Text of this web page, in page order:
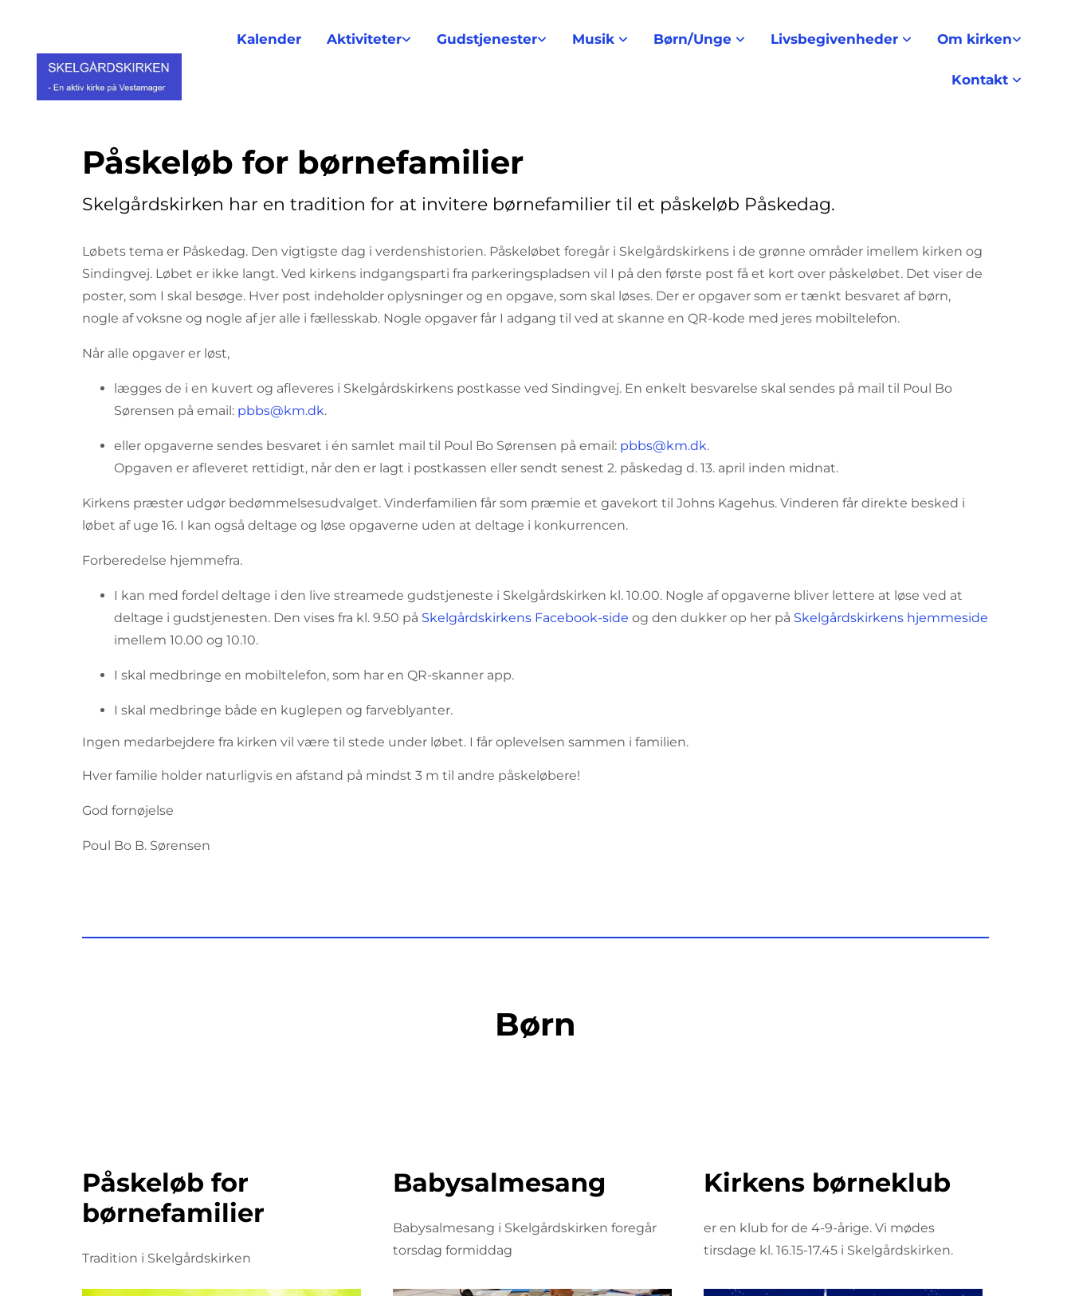
Kalender Aktiviteter Gudstjenester Musik Børn/Unge Livsbegivenheder Om kirken
Kontakt
Påskeløb for børnefamilier
Skelgårdskirken har en tradition for at invitere børnefamilier til et påskeløb Påskedag.
Løbets tema er Påskedag. Den vigtigste dag i verdenshistorien. Påskeløbet foregår i Skelgårdskirkens i de grønne områder imellem kirken og
Sindingvej. Løbet er ikke langt. Ved kirkens indgangsparti fra parkeringspladsen vil I på den første post få et kort over påskeløbet. Det viser de
poster, som I skal besøge. Hver post indeholder oplysninger og en opgave, som skal løses. Der er opgaver som er tænkt besvaret af børn,
nogle af voksne og nogle af jer alle i fællesskab. Nogle opgaver får I adgang til ved at skanne en QR-kode med jeres mobiltelefon.
Når alle opgaver er løst,
lægges de i en kuvert og afleveres i Skelgårdskirkens postkasse ved Sindingvej. En enkelt besvarelse skal sendes på mail til Poul Bo
Sørensen på email: pbbs@km.dk.
eller opgaverne sendes besvaret i én samlet mail til Poul Bo Sørensen på email: pbbs@km.dk.
Opgaven er afleveret rettidigt, når den er lagt i postkassen eller sendt senest 2. påskedag d. 13. april inden midnat.
Kirkens præster udgør bedømmelsesudvalget. Vinderfamilien får som præmie et gavekort til Johns Kagehus. Vinderen får direkte besked i
løbet af uge 16. I kan også deltage og løse opgaverne uden at deltage i konkurrencen.
Forberedelse hjemmefra.
I kan med fordel deltage i den live streamede gudstjeneste i Skelgårdskirken kl. 10.00. Nogle af opgaverne bliver lettere at løse ved at
deltage i gudstjenesten. Den vises fra kl. 9.50 på Skelgårdskirkens Facebook-side og den dukker op her på Skelgårdskirkens hjemmeside
imellem 10.00 og 10.10.
I skal medbringe en mobiltelefon, som har en QR-skanner app.
I skal medbringe både en kuglepen og farveblyanter.
Ingen medarbejdere fra kirken vil være til stede under løbet. I får oplevelsen sammen i familien.
Hver familie holder naturligvis en afstand på mindst 3 m til andre påskeløbere!
God fornøjelse
Poul Bo B. Sørensen
Børn
Påskeløb for
børnefamilier
Tradition i Skelgårdskirken
Babysalmesang
Babysalmesang i Skelgårdskirken foregår
torsdag formiddag
Kirkens børneklub
er en klub for de 4-9-årige. Vi mødes
tirsdage kl. 16.15-17.45 i Skelgårdskirken.